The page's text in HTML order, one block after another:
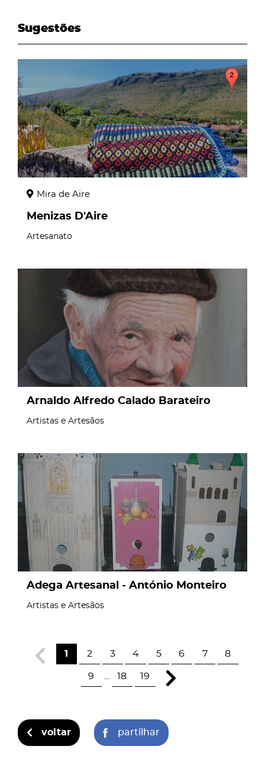
Sugestões
Mira de Aire
Menizas D'Aire
Artesanato
Arnaldo Alfredo Calado Barateiro
Artistas e Artesãos
page
Adega Artesanal - António Monteiro
Artistas e Artesãos
1 2 3 4 5 6 7 8
9 18 19
voltar partilhar